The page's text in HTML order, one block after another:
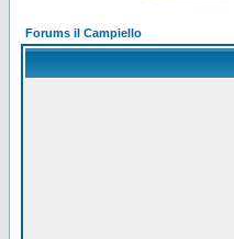
Forums il Campiello